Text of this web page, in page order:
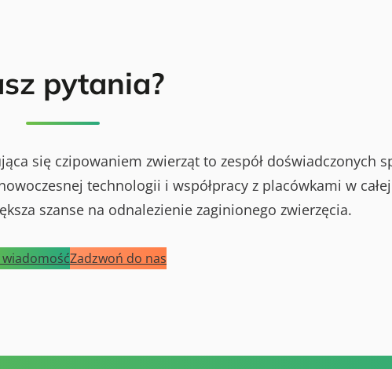
pytania?
się czipowaniem zwierząt to zespół doświadczonych
technologii i współpracy z placówkami w
szanse na odnalezienie zaginionego zwierzęcia.
Zadzwoń do nas